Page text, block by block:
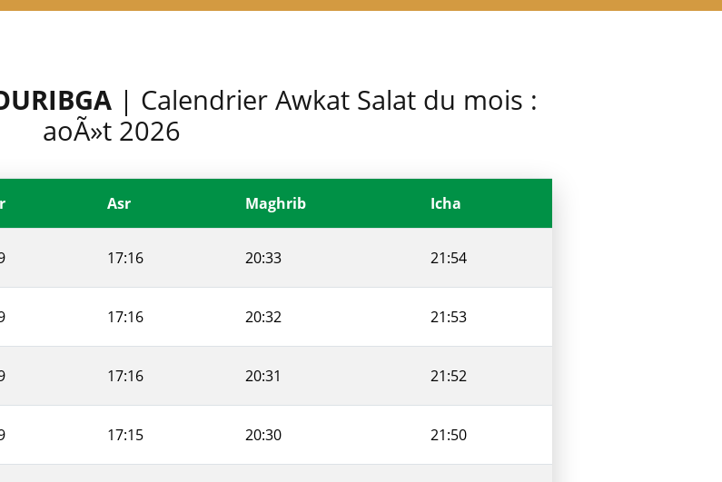
| Calendrier Awkat Salat du mois :
aoÃ»t 2026
Asr Maghrib Icha
17:16 20:33 21:54
17:16 20:32 21:53
17:16 20:31 21:52
17:15 20:30 21:50